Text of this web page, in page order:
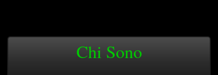
Chi Sono